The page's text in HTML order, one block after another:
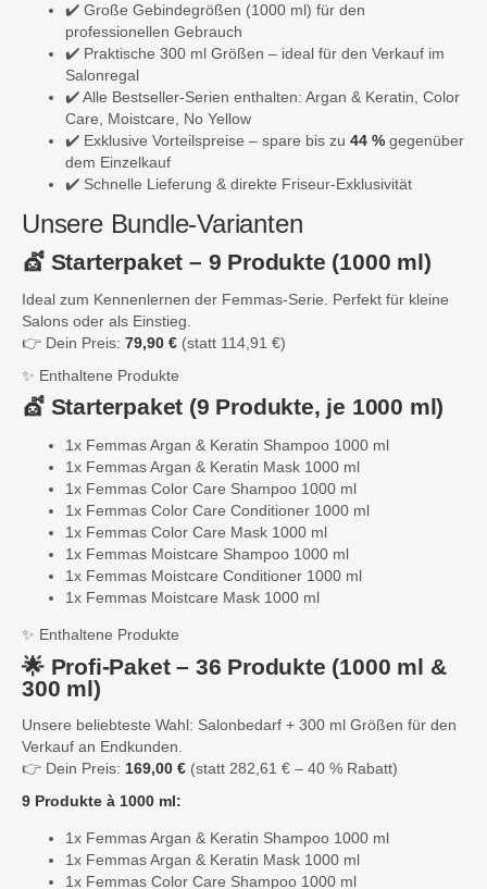
✔️ Große Gebindegrößen (1000 ml) für den
professionellen Gebrauch
✔️ Praktische 300 ml Größen – ideal für den Verkauf im
Salonregal
✔️ Alle Bestseller-Serien enthalten: Argan & Keratin, Color
Care, Moistcare, No Yellow
✔️ Exklusive Vorteilspreise – spare bis zu 44 % gegenüber
dem Einzelkauf
✔️ Schnelle Lieferung & direkte Friseur-Exklusivität
Unsere Bundle-Varianten
💇 Starterpaket – 9 Produkte (1000 ml)
Ideal zum Kennenlernen der Femmas-Serie. Perfekt für kleine
Salons oder als Einstieg.
👉 Dein Preis: 79,90 € (statt 114,91 €)
✨ Enthaltene Produkte
💇 Starterpaket (9 Produkte, je 1000 ml)
1x Femmas Argan & Keratin Shampoo 1000 ml
1x Femmas Argan & Keratin Mask 1000 ml
1x Femmas Color Care Shampoo 1000 ml
1x Femmas Color Care Conditioner 1000 ml
1x Femmas Color Care Mask 1000 ml
1x Femmas Moistcare Shampoo 1000 ml
1x Femmas Moistcare Conditioner 1000 ml
1x Femmas Moistcare Mask 1000 ml
✨ Enthaltene Produkte
🌟 Profi-Paket – 36 Produkte (1000 ml &
300 ml)
Unsere beliebteste Wahl: Salonbedarf + 300 ml Größen für den
Verkauf an Endkunden.
👉 Dein Preis: 169,00 € (statt 282,61 € – 40 % Rabatt)
9 Produkte à 1000 ml:
1x Femmas Argan & Keratin Shampoo 1000 ml
1x Femmas Argan & Keratin Mask 1000 ml
1x Femmas Color Care Shampoo 1000 ml